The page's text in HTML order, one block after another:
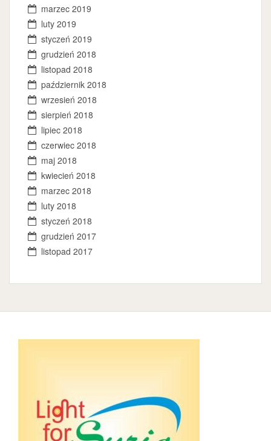
marzec 2019
luty 2019
styczeń 2019
grudzień 2018
listopad 2018
październik 2018
wrzesień 2018
sierpień 2018
lipiec 2018
czerwiec 2018
maj 2018
kwiecień 2018
marzec 2018
luty 2018
styczeń 2018
grudzień 2017
listopad 2017